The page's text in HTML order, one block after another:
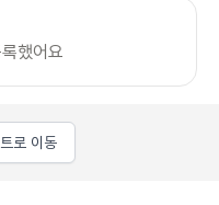
했어요
로 이동